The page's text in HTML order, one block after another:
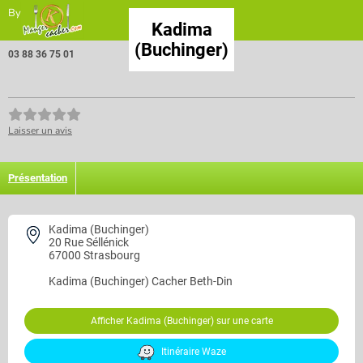
By
Kadima
(Buchinger)
03 88 36 75 01
Laisser un avis
Présentation
Kadima (Buchinger)
20 Rue Séllénick
67000 Strasbourg
Kadima (Buchinger) Cacher Beth-Din
Afficher Kadima (Buchinger) sur une carte
Itinéraire Waze